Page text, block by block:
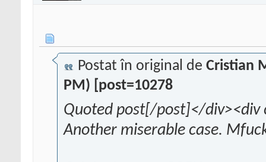
Postat în original de Cristian
PM) [post=10278
Quoted post[/post]</div><div
Another miserable case.